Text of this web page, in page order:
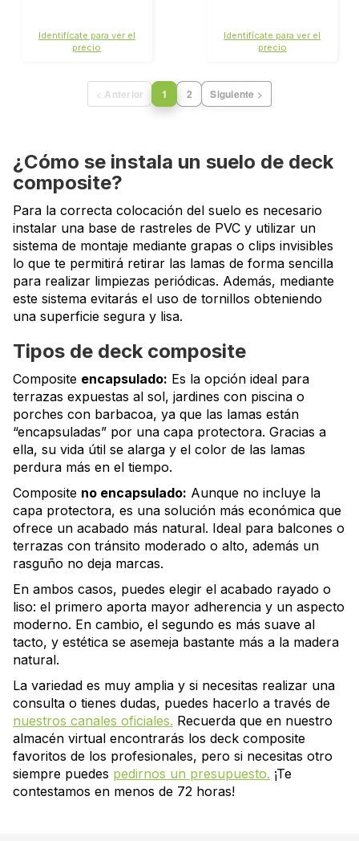
Identifícate para ver el
precio
Identifícate para ver el
precio
< Anterior 1 2 Siguiente >
¿Cómo se instala un suelo de deck
composite?
Para la correcta colocación del suelo es necesario
instalar una base de rastreles de PVC y utilizar un
sistema de montaje mediante grapas o clips invisibles
lo que te permitirá retirar las lamas de forma sencilla
para realizar limpiezas periódicas. Además, mediante
este sistema evitarás el uso de tornillos obteniendo
una superficie segura y lisa.
Tipos de deck composite
Composite encapsulado: Es la opción ideal para
terrazas expuestas al sol, jardines con piscina o
porches con barbacoa, ya que las lamas están
“encapsuladas” por una capa protectora. Gracias a
ella, su vida útil se alarga y el color de las lamas
perdura más en el tiempo.
Composite no encapsulado: Aunque no incluye la
capa protectora, es una solución más económica que
ofrece un acabado más natural. Ideal para balcones o
terrazas con tránsito moderado o alto, además un
rasguño no deja marcas.
En ambos casos, puedes elegir el acabado rayado o
liso: el primero aporta mayor adherencia y un aspecto
moderno. En cambio, el segundo es más suave al
tacto, y estética se asemeja bastante más a la madera
natural.
La variedad es muy amplia y si necesitas realizar una
consulta o tienes dudas, puedes hacerlo a través de
nuestros canales oficiales. Recuerda que en nuestro
almacén virtual encontrarás los deck composite
favoritos de los profesionales, pero si necesitas otro
siempre puedes pedirnos un presupuesto. ¡Te
contestamos en menos de 72 horas!